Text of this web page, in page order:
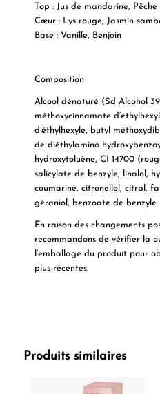
Top : Jus de mandarine, Pêche
Cœur : Lys rouge, Jasmin
Base : Vanille, Benjoin
Composition
Alcool dénaturé (Sd Alcohol
méthoxycinnamate
d’éthylhexyle, butyl
de diéthylamino
hydroxytoluène, CI 14700
salicylate de benzyle, linalol,
coumarine, citronellol, citral,
géraniol, benzoate de benzyle
En raison des changements
recommandons de vérifier la
l’emballage du produit pour
plus récentes.
Produits similaires